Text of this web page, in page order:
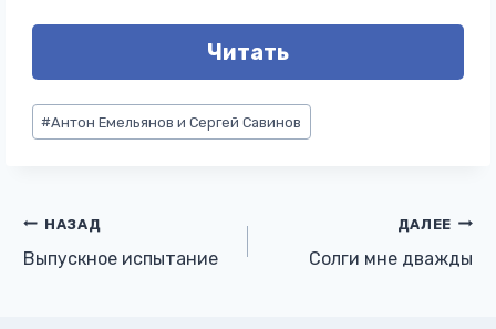
Читать
Метки
записи:
#Антон Емельянов и Сергей Савинов
Навигация
по
НАЗАД
Выпускное испытание
ДАЛЕЕ
Солги мне дважды